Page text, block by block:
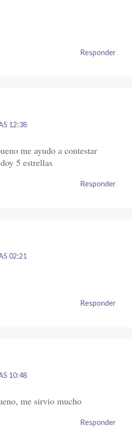
Responder
12:38
me ayudo a contestar
5 estrellas
Responder
02:21
Responder
10:48
me sirvio mucho
Responder